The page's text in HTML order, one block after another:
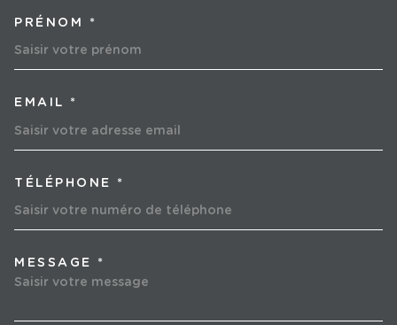
PRÉNOM *
EMAIL *
TÉLÉPHONE *
MESSAGE *